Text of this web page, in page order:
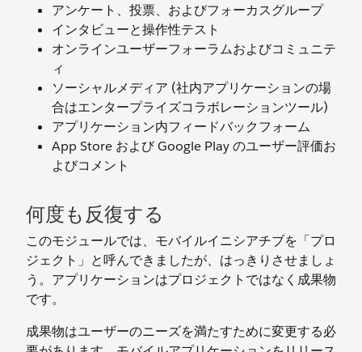
アンケート、投票、およびフォーカスグループ
インタビューと操作性テスト
オンラインユーザーフォーラムおよびコミュニテ
ィ
ソーシャルメディア (社内アプリケーションの場
合はエンタープライズコラボレーションツール)
アプリケーション内フィードバックフォーム
App Store および Google Play のユーザー評価お
よびコメント
何度も反復する
このモジュールでは、モバイルイニシアチブを「プロ
ジェクト」と呼んできましたが、はっきりさせましょ
う。アプリケーションはプロジェクトではなく成果物
です。
成果物はユーザーのニーズを満たすために変更する必